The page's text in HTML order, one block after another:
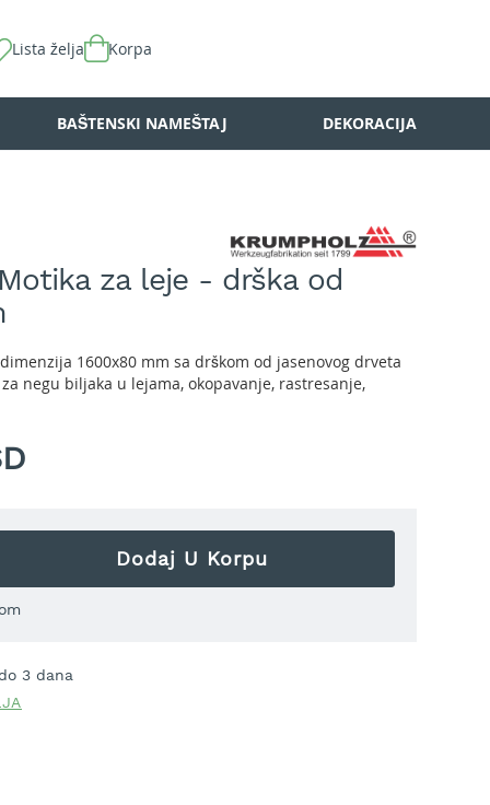
Korpa
Lista želja
BAŠTENSKI NAMEŠTAJ DEKORACIJA
za leje - drška od
1600x80 mm sa drškom od jasenovog drveta
negu biljaka u lejama, okopavanje, rastresanje,
Dodaj U Korpu
3 dana